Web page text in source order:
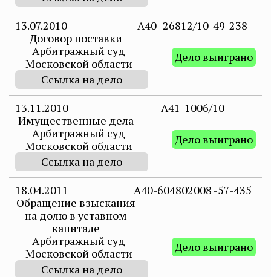
13.07.2010
А40- 26812/10-49-238
Договор поставки
Арбитражный суд
Московской области
Дело выиграно
Ссылка на дело
13.11.2010
А41-1006/10
Имущественные дела
Арбитражный суд
Московской области
Дело выиграно
Ссылка на дело
18.04.2011
А40-604802008 -57-435
Обращение взыскания
на долю в уставном
капитале
Арбитражный суд
Московской области
Дело выиграно
Ссылка на дело